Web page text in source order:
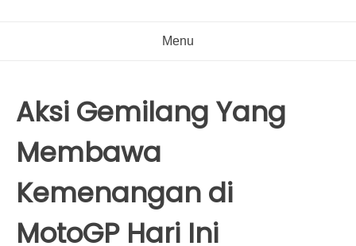
Menu
Aksi Gemilang Yang
Membawa
Kemenangan di
MotoGP Hari Ini